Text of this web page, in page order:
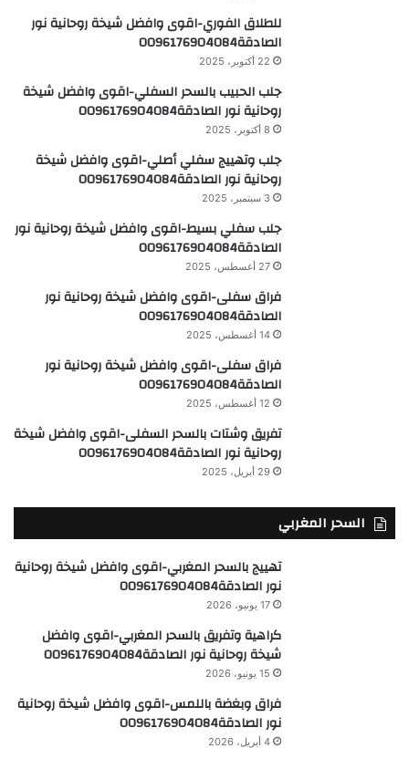
للطلاق الفوري-اقوى وافضل شيخة روحانية نور
الصادقة0096176904084
22 أكتوبر، 2025
جلب الحبيب بالسحر السفلي-اقوى وافضل شيخة
روحانية نور الصادقة0096176904084
8 أكتوبر، 2025
جلب وتهييج سفلي أصلي-اقوى وافضل شيخة
روحانية نور الصادقة0096176904084
3 سبتمبر، 2025
جلب سفلي بسيط-اقوى وافضل شيخة روحانية نور
الصادقة0096176904084
27 أغسطس، 2025
فراق سفلى-اقوى وافضل شيخة روحانية نور
الصادقة0096176904084
14 أغسطس، 2025
فراق سفلى-اقوى وافضل شيخة روحانية نور
الصادقة0096176904084
12 أغسطس، 2025
تفريق وشتات بالسحر السفلى-اقوى وافضل شيخة
روحانية نور الصادقة0096176904084
29 أبريل، 2025
السحر المغربي
تهييج بالسحر المغربي-اقوى وافضل شيخة روحانية
نور الصادقة0096176904084
17 يونيو، 2026
كراهية وتفريق بالسحر المغربي-اقوى وافضل
شيخة روحانية نور الصادقة0096176904084
15 يونيو، 2026
فراق وبغضة باللمس-اقوى وافضل شيخة روحانية
نور الصادقة0096176904084
4 أبريل، 2026